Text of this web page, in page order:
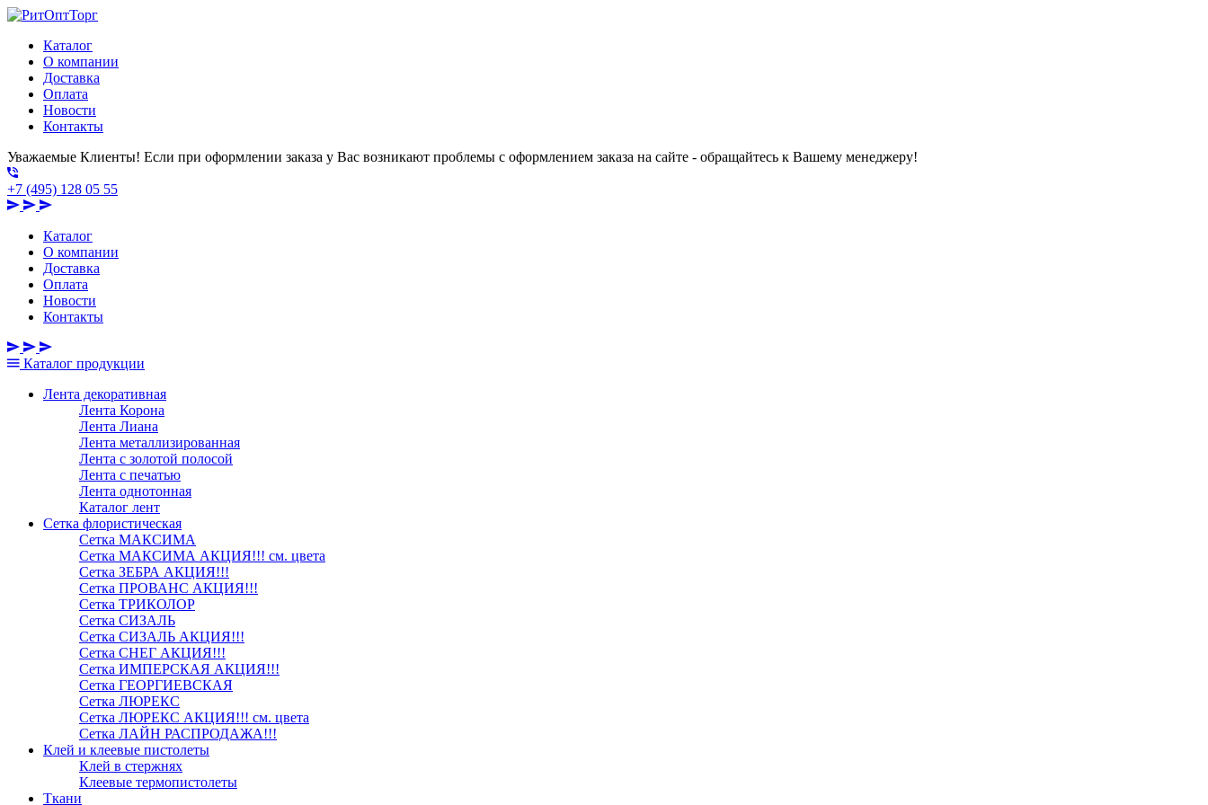
Каталог
О компании
Доставка
Оплата
Новости
Контакты
Уважаемые Клиенты! Если при оформлении заказа у Вас возникают проблемы с оформлением заказа на сайте - обращайтесь к Вашему менеджеру!
+7 (495) 128 05 55
Каталог
О компании
Доставка
Оплата
Новости
Контакты
Каталог продукции
Лента декоративная
Лента Корона
Лента Лиана
Лента металлизированная
Лента с золотой полосой
Лента с печатью
Лента однотонная
Каталог лент
Сетка флористическая
Сетка МАКСИМА
Сетка МАКСИМА АКЦИЯ!!! см. цвета
Сетка ЗЕБРА АКЦИЯ!!!
Сетка ПРОВАНС АКЦИЯ!!!
Сетка ТРИКОЛОР
Сетка СИЗАЛЬ
Сетка СИЗАЛЬ АКЦИЯ!!!
Сетка СНЕГ АКЦИЯ!!!
Сетка ИМПЕРСКАЯ АКЦИЯ!!!
Сетка ГЕОРГИЕВСКАЯ
Сетка ЛЮРЕКС
Сетка ЛЮРЕКС АКЦИЯ!!! см. цвета
Сетка ЛАЙН РАСПРОДАЖА!!!
Клей и клеевые пистолеты
Клей в стержнях
Клеевые термопистолеты
Ткани